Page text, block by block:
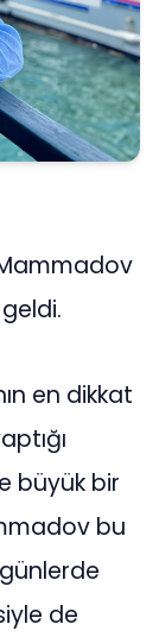
en dikkat
büyük bir
bu
de